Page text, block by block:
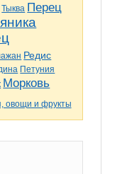
Тыква Перец
Редис
Петуния
Морковь
овощи и фрукты